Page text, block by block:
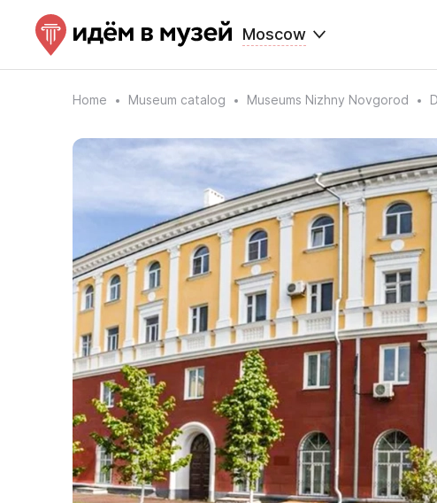
Moscow
Home Museum catalog Museums Nizhny Novgorod